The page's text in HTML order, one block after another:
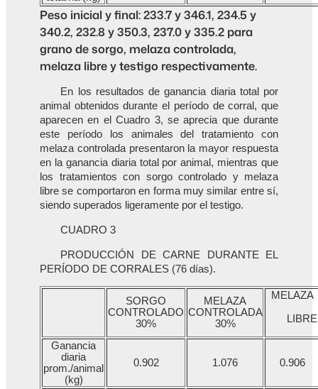
Peso inicial y final: 233.7 y 346.1, 234.5 y
340.2, 232.8 y 350.3, 237.0 y 335.2 para
grano de sorgo, melaza controlada,
melaza libre y testigo respectivamente.
En los resultados de ganancia diaria total por
animal obtenidos durante el período de corral, que
aparecen en el Cuadro 3, se aprecia que durante
este período los animales del tratamiento con
melaza controlada presentaron la mayor respuesta
en la ganancia diaria total por animal, mientras que
los tratamientos con sorgo controlado y melaza
libre se comportaron en forma muy similar entre sí,
siendo superados ligeramente por el testigo.
CUADRO 3
PRODUCCIÓN DE CARNE DURANTE EL
PERÍODO DE CORRALES (76 días).
SORGO
CONTROLADO
30%
MELAZA
CONTROLADA
30%
MELAZA
LIBRE
Ganancia
diaria
prom./animal
(kg)
0.902 1.076 0.906